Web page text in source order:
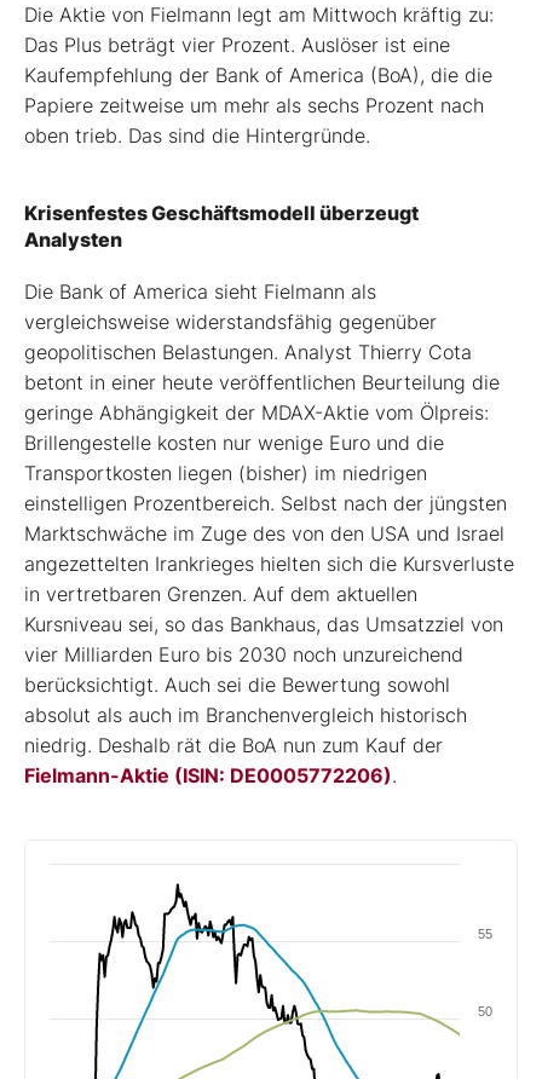
Die Aktie von Fielmann legt am Mittwoch kräftig zu:
Das Plus beträgt vier Prozent. Auslöser ist eine
Kaufempfehlung der Bank of America (BoA), die die
Papiere zeitweise um mehr als sechs Prozent nach
oben trieb. Das sind die Hintergründe.
Krisenfestes Geschäftsmodell überzeugt
Analysten
Die Bank of America sieht Fielmann als
vergleichsweise widerstandsfähig gegenüber
geopolitischen Belastungen. Analyst Thierry Cota
betont in einer heute veröffentlichen Beurteilung die
geringe Abhängigkeit der MDAX-Aktie vom Ölpreis:
Brillengestelle kosten nur wenige Euro und die
Transportkosten liegen (bisher) im niedrigen
einstelligen Prozentbereich. Selbst nach der jüngsten
Marktschwäche im Zuge des von den USA und Israel
angezettelten Irankrieges hielten sich die Kursverluste
in vertretbaren Grenzen. Auf dem aktuellen
Kursniveau sei, so das Bankhaus, das Umsatzziel von
vier Milliarden Euro bis 2030 noch unzureichend
berücksichtigt. Auch sei die Bewertung sowohl
absolut als auch im Branchenvergleich historisch
niedrig. Deshalb rät die BoA nun zum Kauf der
Fielmann-Aktie (ISIN: DE0005772206).
50
55